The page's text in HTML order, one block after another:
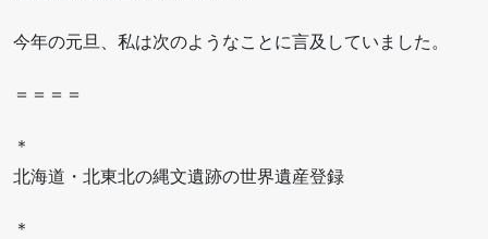
今年の元旦、私は次のようなことに言及していました。
＝＝＝＝
＊
北海道・北東北の縄文遺跡の世界遺産登録
＊